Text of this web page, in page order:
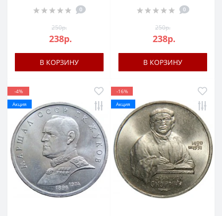
0
250р.
238р.
В КОРЗИНУ
0
250р.
238р.
В КОРЗИНУ
-4%
Акция
-16%
Акция